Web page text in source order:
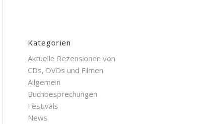
Kategorien
Aktuelle Rezensionen von
CDs, DVDs und Filmen
Allgemein
Buchbesprechungen
Festivals
News